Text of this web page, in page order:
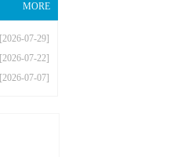
MORE
[2026-07-29]
[2026-07-22]
[2026-07-07]